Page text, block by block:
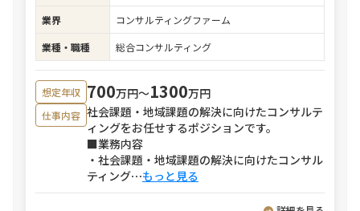
業界
コンサルティングファーム
業種・職種
総合コンサルティング
想定年収 700万円〜1300万円
仕事内容 社会課題・地域課題の解決に向けたコンサルテ
ィングをお任せするポジションです。
■業務内容
・社会課題・地域課題の解決に向けたコンサル
ティング⋯もっと見る